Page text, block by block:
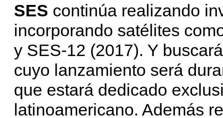
SES continúa realizando
incorporando satélites
y SES-12 (2017). Y
cuyo lanzamiento será
que estará dedicado
latinoamericano. Además